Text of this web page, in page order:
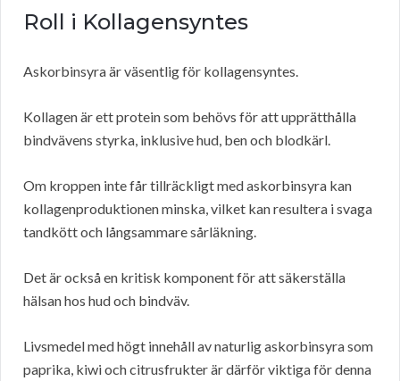
Roll i Kollagensyntes
Askorbinsyra är väsentlig för kollagensyntes.
Kollagen är ett protein som behövs för att upprätthålla
bindvävens styrka, inklusive hud, ben och blodkärl.
Om kroppen inte får tillräckligt med askorbinsyra kan
kollagenproduktionen minska, vilket kan resultera i svaga
tandkött och långsammare sårläkning.
Det är också en kritisk komponent för att säkerställa
hälsan hos hud och bindväv.
Livsmedel med högt innehåll av naturlig askorbinsyra som
paprika, kiwi och citrusfrukter är därför viktiga för denna